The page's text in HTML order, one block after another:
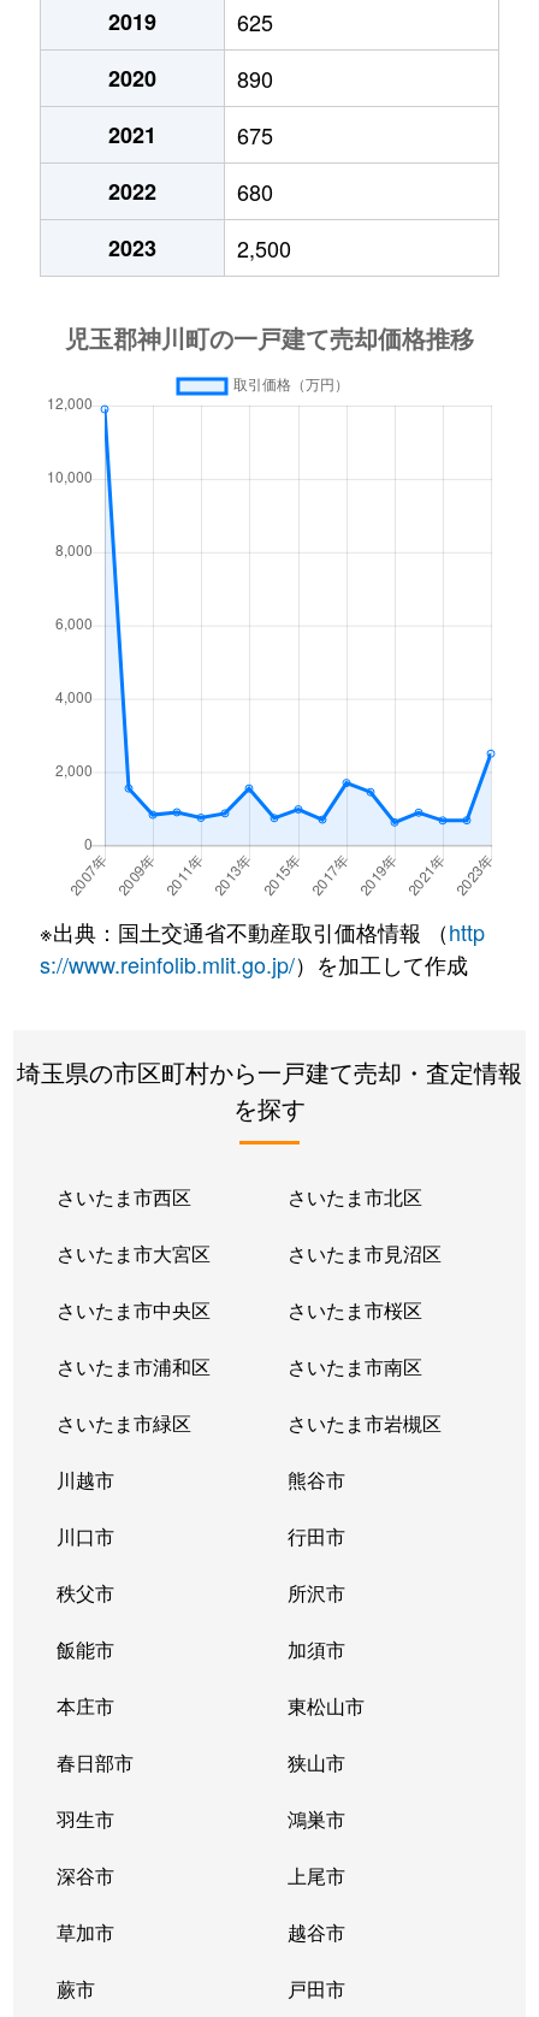
2019
625
2020
890
2021
675
2022
680
2023
2,500
※出典：国土交通省不動産取引価格情報 （http
s://www.reinfolib.mlit.go.jp/）を加工して作成
埼玉県の市区町村から一戸建て売却・査定情報
を探す
さいたま市西区 さいたま市北区
さいたま市大宮区 さいたま市見沼区
さいたま市中央区 さいたま市桜区
さいたま市浦和区 さいたま市南区
さいたま市緑区 さいたま市岩槻区
川越市 熊谷市
川口市 行田市
秩父市 所沢市
飯能市 加須市
本庄市 東松山市
春日部市 狭山市
羽生市 鴻巣市
深谷市 上尾市
草加市 越谷市
蕨市 戸田市